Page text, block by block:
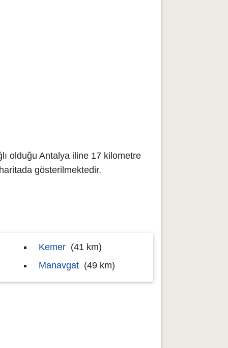
olduğu Antalya iline 17 kilometre
gösterilmektedir.
Kemer (41 km)
Manavgat (49 km)